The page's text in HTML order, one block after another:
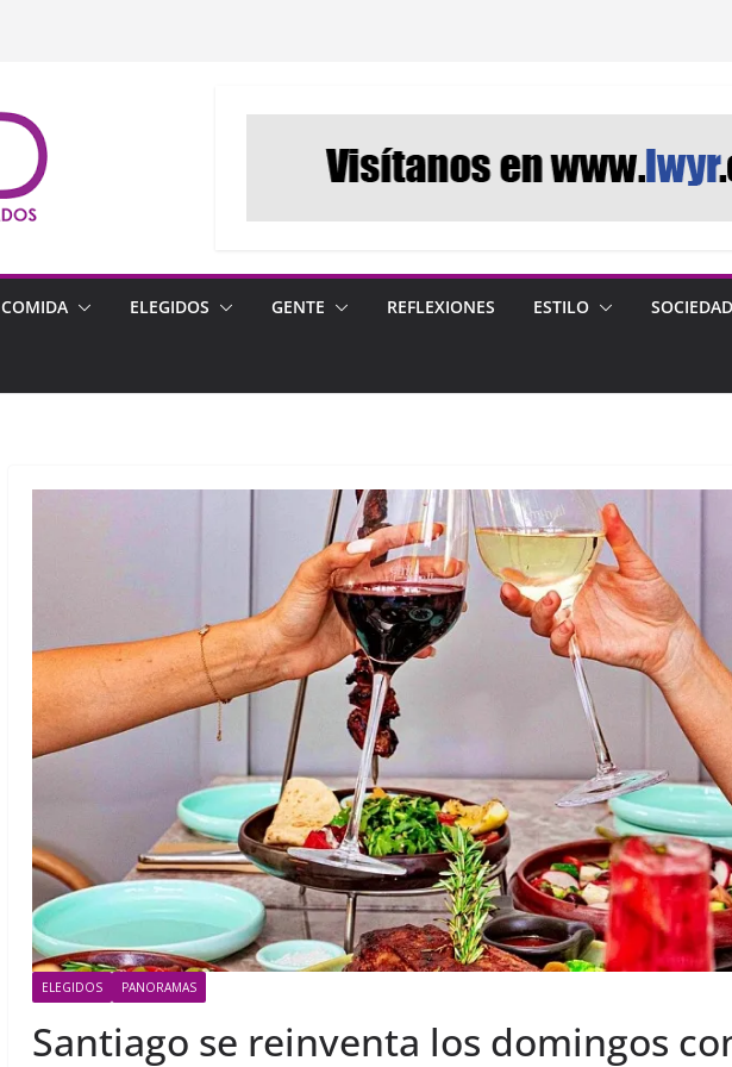
COMIDA ELEGIDOS GENTE REFLEXIONES ESTILO SOCIEDAD
ELEGIDOS PANORAMAS
Santiago se reinventa los domingos